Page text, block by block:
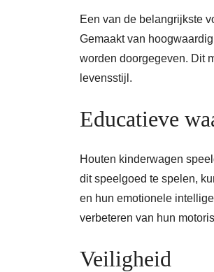
Een van de belangrijkste
Gemaakt van
worden doorgegeven. Dit
levensstijl.
Educatieve
Houten kinderwagen
dit speelgoed te spelen,
en hun emotionele
verbeteren van hun
Veiligheid